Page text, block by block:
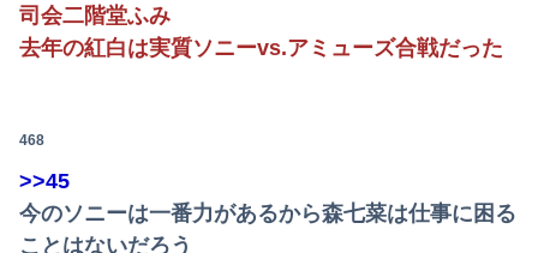
司会二階堂ふみ
去年の紅白は実質ソニーvs.アミューズ合戦だった
468
>>45
今のソニーは一番力があるから森七菜は仕事に困る
ことはないだろう